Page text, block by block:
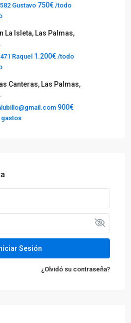
Gustavo 750€ /todo
La Isleta, Las Palmas,
Raquel 1.200€ /todo
Canteras, Las Palmas,
900€
Sesión
¿Olvidó su contraseña?